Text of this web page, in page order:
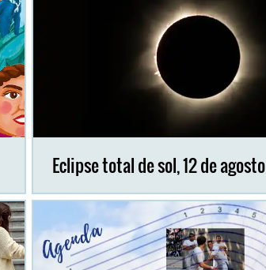
Eclipse total de sol, 12 de agosto